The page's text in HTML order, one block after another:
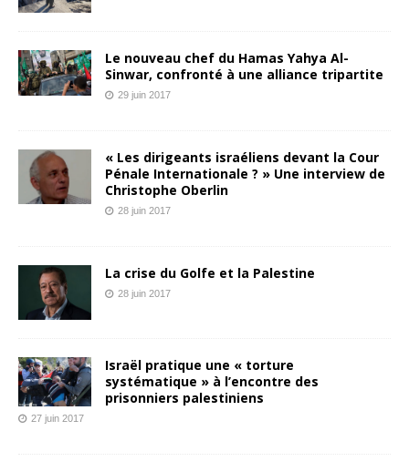
Le nouveau chef du Hamas Yahya Al-
Sinwar, confronté à une alliance tripartite
29 juin 2017
« Les dirigeants israéliens devant la Cour
Pénale Internationale ? » Une interview de
Christophe Oberlin
28 juin 2017
La crise du Golfe et la Palestine
28 juin 2017
Israël pratique une « torture
systématique » à l’encontre des
prisonniers palestiniens
27 juin 2017